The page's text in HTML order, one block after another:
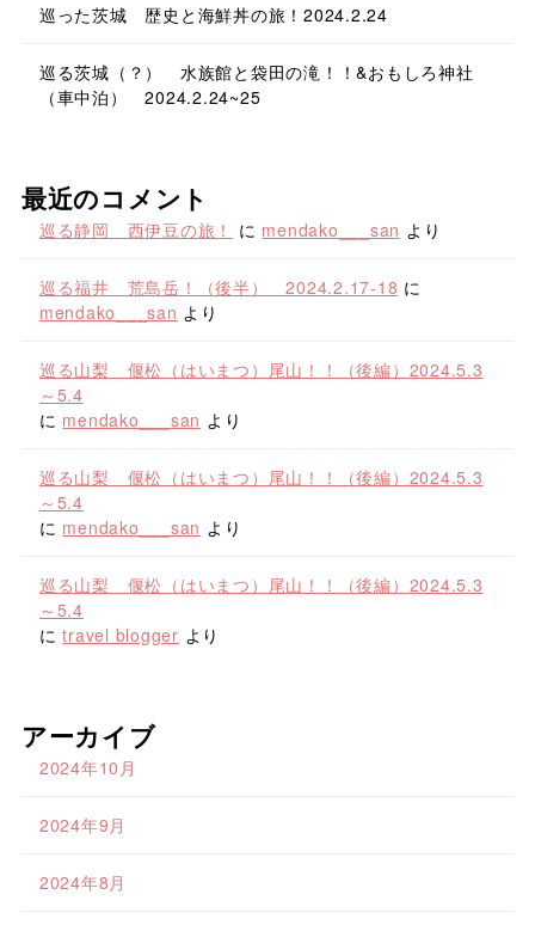
巡った茨城 歴史と海鮮丼の旅！2024.2.24
巡る茨城（？） 水族館と袋田の滝！！&おもしろ神社
（車中泊） 2024.2.24~25
最近のコメント
巡る静岡 西伊豆の旅！ に mendako___san より
巡る福井 荒島岳！（後半） 2024.2.17-18 に
mendako___san より
巡る山梨 偃松（はいまつ）尾山！！（後編）2024.5.3
～5.4
に mendako___san より
巡る山梨 偃松（はいまつ）尾山！！（後編）2024.5.3
～5.4
に mendako___san より
巡る山梨 偃松（はいまつ）尾山！！（後編）2024.5.3
～5.4
にtravel blogger より
アーカイブ
2024年10月
2024年9月
2024年8月